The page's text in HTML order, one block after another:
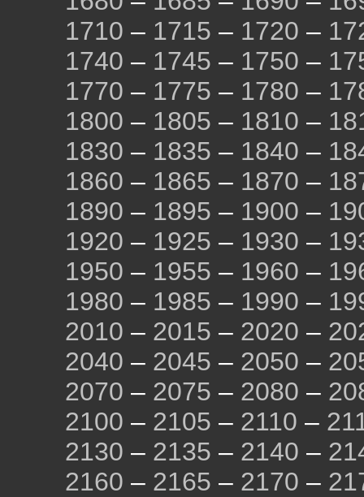
1710 – 1715 – 1720 –
1740 – 1745 – 1750 –
1770 – 1775 – 1780 –
1800 – 1805 – 1810 –
1830 – 1835 – 1840 –
1860 – 1865 – 1870 –
1890 – 1895 – 1900 –
1920 – 1925 – 1930 –
1950 – 1955 – 1960 –
1980 – 1985 – 1990 –
2010 – 2015 – 2020 –
2040 – 2045 – 2050 –
2070 – 2075 – 2080 –
2100 – 2105 – 2110 –
2130 – 2135 – 2140 –
2160 – 2165 – 2170 –